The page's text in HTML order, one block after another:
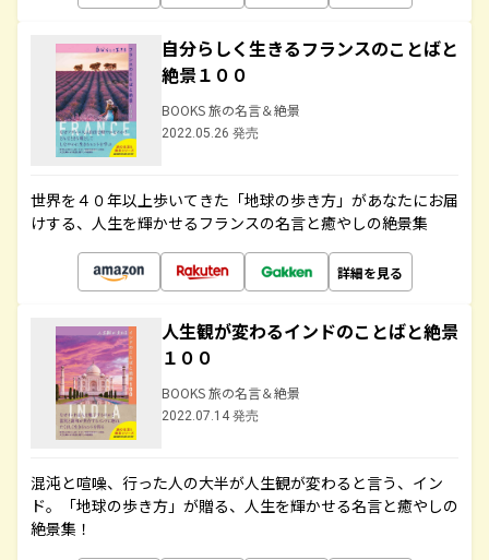
自分らしく生きるフランスのことばと
絶景１００
BOOKS 旅の名言＆絶景
2022.05.26 発売
世界を４０年以上歩いてきた「地球の歩き方」があなたにお届
けする、人生を輝かせるフランスの名言と癒やしの絶景集
詳細を見る
人生観が変わるインドのことばと絶景
１００
BOOKS 旅の名言＆絶景
2022.07.14 発売
混沌と喧噪、行った人の大半が人生観が変わると言う、イン
ド。「地球の歩き方」が贈る、人生を輝かせる名言と癒やしの
絶景集！